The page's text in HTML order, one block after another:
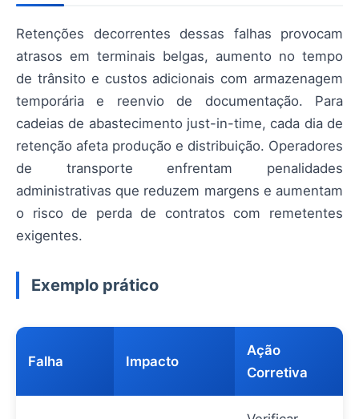
Retenções decorrentes dessas falhas provocam
atrasos em terminais belgas, aumento no tempo
de trânsito e custos adicionais com armazenagem
temporária e reenvio de documentação. Para
cadeias de abastecimento just-in-time, cada dia de
retenção afeta produção e distribuição. Operadores
de transporte enfrentam penalidades
administrativas que reduzem margens e aumentam
o risco de perda de contratos com remetentes
exigentes.
Exemplo prático
Falha Impacto
Ação
Corretiva